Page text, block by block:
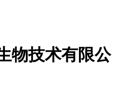
物技术有限公